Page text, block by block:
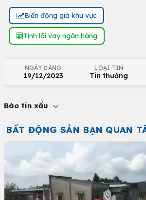
Biến động giá khu vực
Tính lãi vay ngân hàng
NGÀY ĐĂNG
19/12/2023
LOẠI TIN
Tin thường
Báo tin xấu
BẤT ĐỘNG SẢN BẠN QUAN